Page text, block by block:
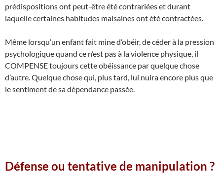
prédispositions ont peut-être été contrariées et durant
laquelle certaines habitudes malsaines ont été contractées.
Même lorsqu’un enfant fait mine d’obéir, de céder à la pression
psychologique quand ce n’est pas à la violence physique, il
COMPENSE toujours cette obéissance par quelque chose
d’autre. Quelque chose qui, plus tard, lui nuira encore plus que
le sentiment de sa dépendance passée.
Défense ou tentative de manipulation ?